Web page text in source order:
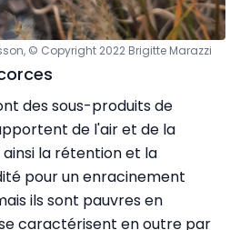
© Copyright 2022 Brigitte Marazzi
des sous-produits de
de l'air et de la
la rétention et la
pour un enracinement
ils sont pauvres en
caractérisent en outre par